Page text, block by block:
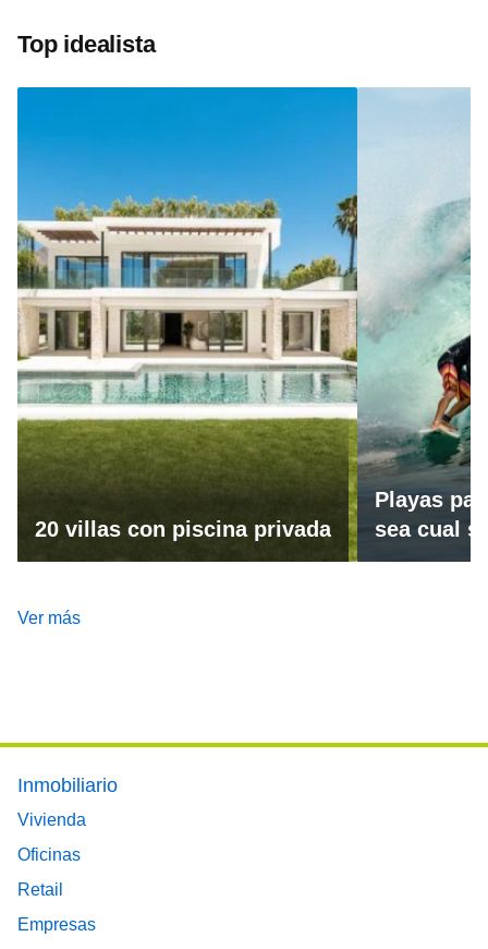
Top idealista
20 villas con piscina privada
Playas
sea cual
Ver más
Footer main menu
Inmobiliario
Vivienda
Oficinas
Retail
Empresas